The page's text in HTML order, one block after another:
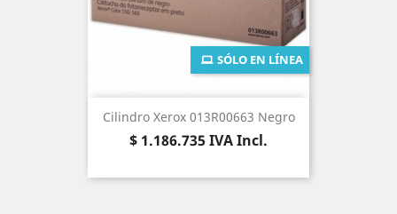
Cilindro Xerox 013R00663 Negro
Precio
$ 1.186.735IVA Incl.
SÓLO EN LÍNEA